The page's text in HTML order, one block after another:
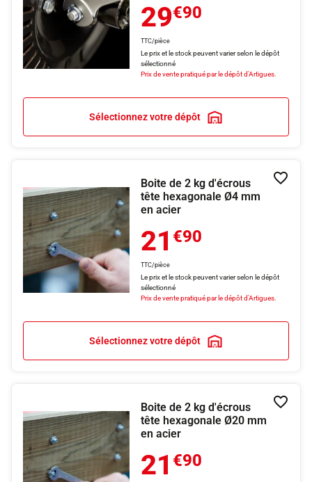
29€90
TTC/pièce
Le prix et le stock peuvent varier selon le dépôt
sélectionné
Prix de vente pratiqué par le dépôt d'Artigues.
Sélectionnez votre dépôt
Boite de 2 kg d'écrous
tête hexagonale Ø4 mm
en acier
21 €90
TTC/pièce
Le prix et le stock peuvent varier selon le dépôt
sélectionné
Prix de vente pratiqué par le dépôt d'Artigues.
Sélectionnez votre dépôt
Boite de 2 kg d'écrous
tête hexagonale Ø20 mm
en acier
21 €90